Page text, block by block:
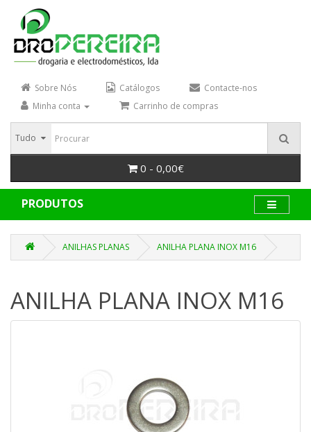
Sobre Nós Catálogos
Contacte-nos
Minha conta
Carrinho de compras
Tudo
0 - 0,00€
PRODUTOS
ANILHAS PLANAS ANILHA PLANA INOX M16
ANILHA PLANA INOX M16